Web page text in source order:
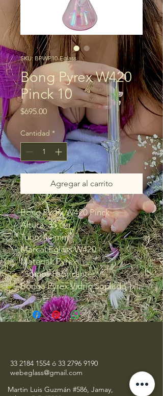
SKU: BPWP10-Eglass
Bong Pyrex W420
Pinck 10
$695.00Precio
Cantidad *
Agregar al carrito
Bong Pyrex W420 Pinck
Altura: 35 cm
Tubo: 44 mm
Marca: Eglass W420
Material: Pyrex
*Somos Fabricantes*
Bonga Pyrex Vidrio Soplado
33 2184 1554 ó 33 2796 9190
webeglass@gmail.com
Martin Luis Guzmán #586, Jamay,